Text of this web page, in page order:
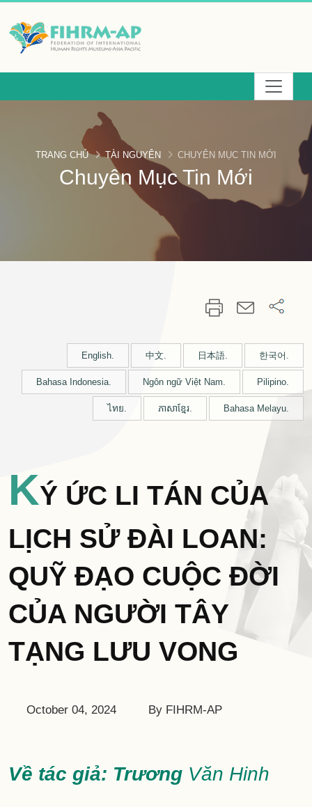
đến
phần
dung
Chuyên Mục Tin Mới
TRANG CHỦ TÀI NGUYÊN CHUYÊN MỤC TIN MỚI
English. 中文. 日本語. 한국어.
Bahasa Indonesia. Ngôn ngữ Việt Nam. Pilipino.
ไทย. ភាសាខ្មែរ. Bahasa Melayu.
KÝ ỨC LI TÁN CỦA
LỊCH SỬ ĐÀI LOAN:
QUỸ ĐẠO CUỘC ĐỜI
CỦA NGƯỜI TÂY
TẠNG LƯU VONG
October 04, 2024 By FIHRM-AP
Về tác giả: Trương Văn Hinh